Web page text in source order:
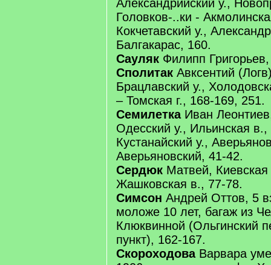
Александрийский у.,
Головков-..ки -
Кокчетавский у.,
Балгакарас, 160.
Сауляк Филипп
Сполитак Авксентий
Брацлавский у.,
– Томская г., 168-169, 251.
СемилеткаИван
Одесский у., Ильинская
Кустанайский у.,
Аверьяновский, 41-42.
Сердюк Матвей, Киевская
Жашковская в., 77-78.
Симсон Андрей Оттов, 5
моложе 10 лет, багаж из
Клюквинной (Ольгинский
пункт), 162-167.
СкороходоваВарвара